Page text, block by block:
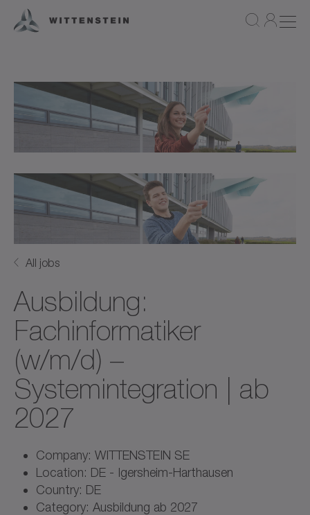
All jobs
Ausbildung:
Fachinformatiker
(w/m/d) –
Systemintegration | ab
2027
Company: WITTENSTEIN SE
Location: DE - Igersheim-Harthausen
Country: DE
Category: Ausbildung ab 2027